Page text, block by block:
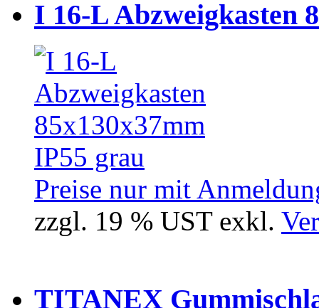
I 16-L Abzweigkasten
Preise nur mit
zzgl. 19 % UST exkl.
TITANEX